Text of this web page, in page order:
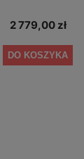
2 779,00 zł
DO KOSZYKA